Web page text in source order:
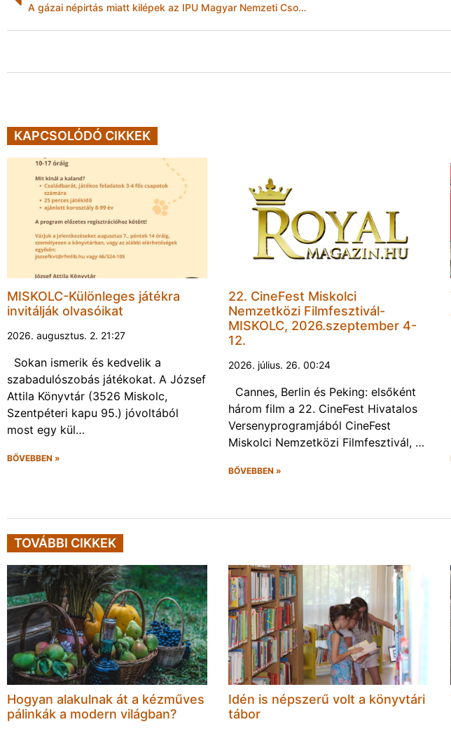
A gázai népirtás miatt kilépek az IPU Magyar Nemzeti Csoportjának magyar-izraeli tagozatából
KAPCSOLÓDÓ CIKKEK
MISKOLC-Különleges játékra
invitálják olvasóikat
2026. augusztus. 2. 21:27
Sokan ismerik és kedvelik a
szabadulószobás játékokat. A József
Attila Könyvtár (3526 Miskolc,
Szentpéteri kapu 95.) jóvoltából
most egy kül…
BŐVEBBEN »
22. CineFest Miskolci
Nemzetközi Filmfesztivál-
MISKOLC, 2026.szeptember 4-
12.
2026. július. 26. 00:24
Cannes, Berlin és Peking: elsőként
három film a 22. CineFest Hivatalos
Versenyprogramjából CineFest
Miskolci Nemzetközi Filmfesztivál, …
BŐVEBBEN »
TOVÁBBI CIKKEK
Hogyan alakulnak át a kézműves
pálinkák a modern világban?
Idén is népszerű volt a könyvtári
tábor